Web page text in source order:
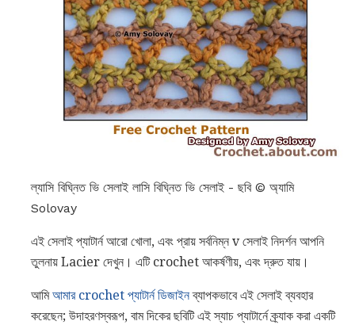
ল্যাসি বিঘ্নিত ভি সেলাই লাসি বিঘ্নিত ভি সেলাই - ছবি © অ্যামি
Solovay
এই সেলাই প্যাটার্ন আরো খোলা, এবং প্রায় সর্বনিম্ন v সেলাই নিদর্শন আপনি
তুলনায় Lacier দেখুন। এটি crochet আকর্ষণীয়, এবং দ্রুত যায়।
আমিআমার crochet প্যাটার্ন ডিজাইনব্যাপকভাবে এই সেলাই ব্যবহার
করেছেন; উদাহরণস্বরূপ, বাম দিকের ছবিটি এই স্যাচ প্যাটার্নে ক্র্যাক করা একটি